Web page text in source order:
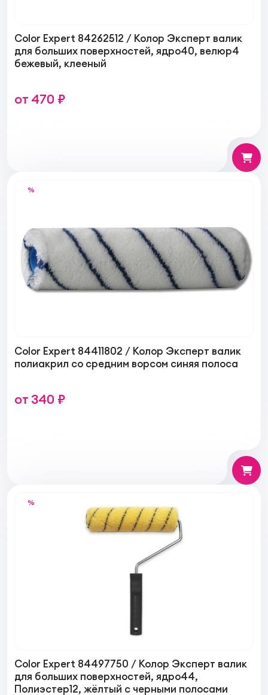
Color Expert 84262512 / Колор Эксперт валик
для больших поверхностей, ядро40, велюр4
бежевый, клеeный
от 470 ₽
%
Color Expert 84411802 / Колор Эксперт валик
полиакрил со средним ворсом синяя полоса
от 340 ₽
%
Color Expert 84497750 / Колор Эксперт валик
для больших поверхностей, ядро44,
Полиэстер12, жёлтый с черными полосами